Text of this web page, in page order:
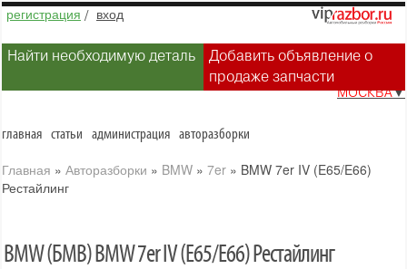
регистрация / вход
Найти необходимую деталь
Добавить объявление о
продаже запчасти
МОСКВА▼
главная статьи администрация авторазборки
Главная » Авторазборки » BMW » 7er » BMW 7er IV (E65/E66)
Рестайлинг
BMW (БМВ) BMW 7er IV (E65/E66) Рестайлинг